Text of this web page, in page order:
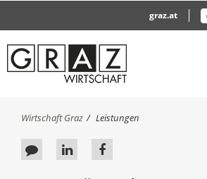
graz.at
S
s
Wirtschaft Graz Leistungen
F
A
A